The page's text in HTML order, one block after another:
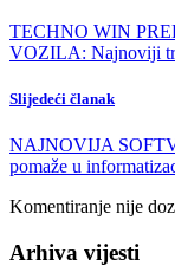
TECHNO WIN
VOZILA: Najnoviji
Slijedeći članak
NAJNOVIJA
pomaže u
Komentiranje nije
Arhiva vijesti